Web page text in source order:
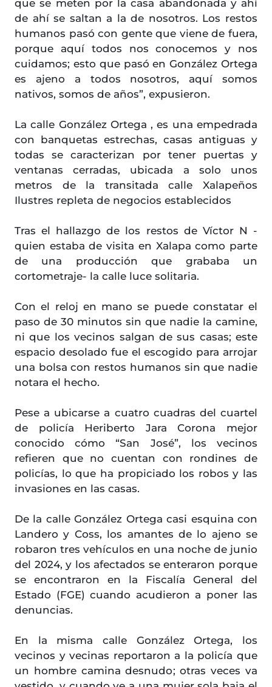
que se meten por la casa abandonada y ahí
de ahí se saltan a la de nosotros. Los restos
humanos pasó con gente que viene de fuera,
porque aquí todos nos conocemos y nos
cuidamos; esto que pasó en González Ortega
es ajeno a todos nosotros, aquí somos
nativos, somos de años”, expusieron.
La calle González Ortega , es una empedrada
con banquetas estrechas, casas antiguas y
todas se caracterizan por tener puertas y
ventanas cerradas, ubicada a solo unos
metros de la transitada calle Xalapeños
Ilustres repleta de negocios establecidos
Tras el hallazgo de los restos de Víctor N -
quien estaba de visita en Xalapa como parte
de una producción que grababa un
cortometraje- la calle luce solitaria.
Con el reloj en mano se puede constatar el
paso de 30 minutos sin que nadie la camine,
ni que los vecinos salgan de sus casas; este
espacio desolado fue el escogido para arrojar
una bolsa con restos humanos sin que nadie
notara el hecho.
Pese a ubicarse a cuatro cuadras del cuartel
de policía Heriberto Jara Corona mejor
conocido cómo “San José”, los vecinos
refieren que no cuentan con rondines de
policías, lo que ha propiciado los robos y las
invasiones en las casas.
De la calle González Ortega casi esquina con
Landero y Coss, los amantes de lo ajeno se
robaron tres vehículos en una noche de junio
del 2024, y los afectados se enteraron porque
se encontraron en la Fiscalía General del
Estado (FGE) cuando acudieron a poner las
denuncias.
En la misma calle González Ortega, los
vecinos y vecinas reportaron a la policía que
un hombre camina desnudo; otras veces va